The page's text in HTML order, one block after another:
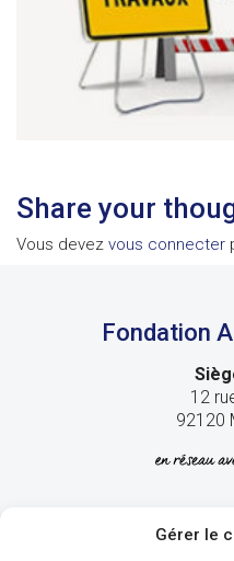
Gérer le
Share your
Vous devez vous connecter
Fondation
12
92120